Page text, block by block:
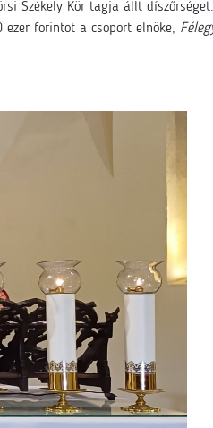
Székely Kör tagja állt díszőrséget.
forintot a csoport elnöke,